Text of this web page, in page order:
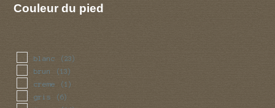
Couleur du pied
blanc (23)
brun (13)
creme (1)
gris (6)